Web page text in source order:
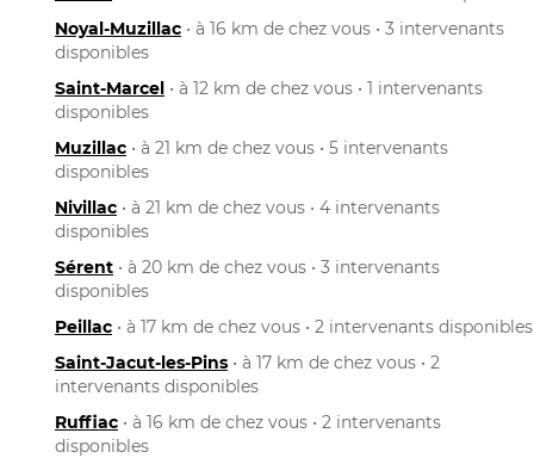
Noyal-Muzillac • à 16 km de chez vous • 3 intervenants
disponibles
Saint-Marcel • à 12 km de chez vous • 1 intervenants
disponibles
Muzillac • à 21 km de chez vous • 5 intervenants
disponibles
Nivillac • à 21 km de chez vous • 4 intervenants
disponibles
Sérent • à 20 km de chez vous • 3 intervenants
disponibles
Peillac • à 17 km de chez vous • 2 intervenants disponibles
Saint-Jacut-les-Pins • à 17 km de chez vous • 2
intervenants disponibles
Ruffiac • à 16 km de chez vous • 2 intervenants
disponibles